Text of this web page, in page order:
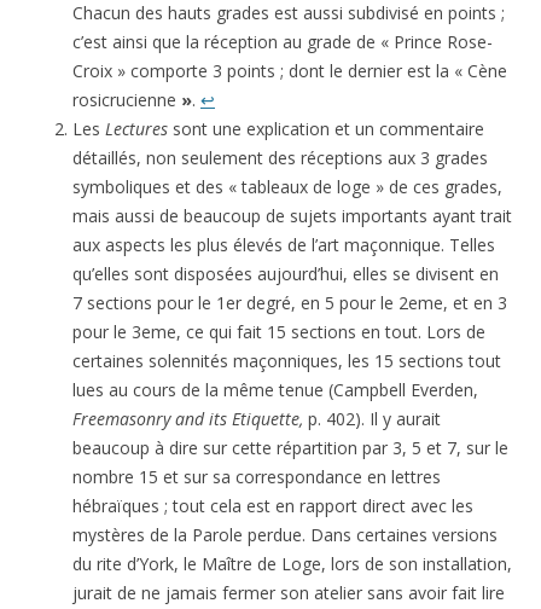
Chacun des hauts grades est aussi subdivisé en points ;
c’est ainsi que la réception au grade de « Prince Rose-
Croix » comporte 3 points ; dont le dernier est la « Cène
rosicrucienne ». ↩
Les Lectures sont une explication et un commentaire
détaillés, non seulement des réceptions aux 3 grades
symboliques et des « tableaux de loge » de ces grades,
mais aussi de beaucoup de sujets importants ayant trait
aux aspects les plus élevés de l’art maçonnique. Telles
qu’elles sont disposées aujourd’hui, elles se divisent en
7 sections pour le 1er degré, en 5 pour le 2eme, et en 3
pour le 3eme, ce qui fait 15 sections en tout. Lors de
cer­taines solennités maçonniques, les 15 sections tout
lues au cours de la même tenue (Campbell Everden,
Freemasonry and its Etiquette, p. 402). Il y aurait
beaucoup à dire sur cette répartition par 3, 5 et 7, sur le
nombre 15 et sur sa correspondance en lettres
hébraïques ; tout cela est en rapport direct avec les
mystères de la Parole perdue. Dans certaines versions
du rite d’York, le Maître de Loge, lors de son installation,
jurait de ne jamais fermer son atelier sans avoir fait lire